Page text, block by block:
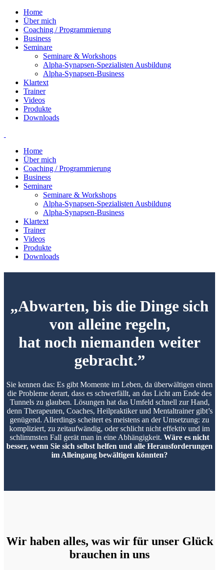
Home
Über mich
Coaching / Programmierung
Business
Seminare
Seminare & Workshops
Alpha-Synapsen-Spezialisten Ausbildung
Alpha-Synapsen-Business
Klartext
Trainer
Videos
Produkte
Downloads
Home
Über mich
Coaching / Programmierung
Business
Seminare
Seminare & Workshops
Alpha-Synapsen-Spezialisten Ausbildung
Alpha-Synapsen-Business
Klartext
Trainer
Videos
Produkte
Downloads
„Abwarten, bis die Dinge sich
von alleine regeln,
hat noch niemanden weiter
gebracht.”
Sie kennen das: Es gibt Momente im Leben, da überwältigen einen
die Probleme derart, dass es schwerfällt, an das Licht am Ende des
Tunnels zu glauben. Lösungen hat das Umfeld schnell zur Hand,
denn Therapeuten, Coaches, Heilpraktiker und Mentaltrainer gibt’s
genügend. Allerdings scheitert es meistens an der Umsetzung: zu
kompliziert, zu zeitaufwändig, oder schlicht nicht effektiv und im
schlimmsten Fall gerät man in eine Abhängigkeit. Wäre es nicht
besser, wenn Sie sich selbst helfen und alle Herausforderungen
im Alleingang bewältigen könnten?
Wir haben alles, was wir für unser Glück
brauchen in uns